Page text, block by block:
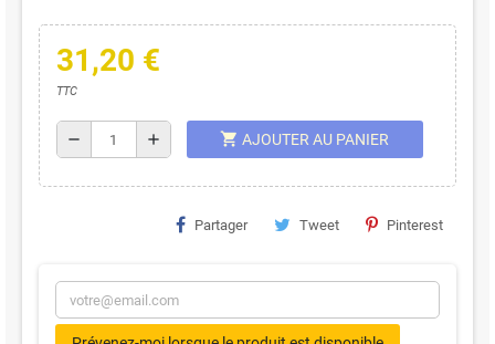
31,20 €
TTC
remove add shopping_cart AJOUTER AU PANIER
Partager Tweet Pinterest